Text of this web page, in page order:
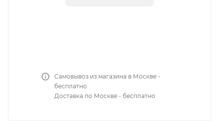
Самовывоз из магазина в Москве -
бесплатно
Доставка по Москве - бесплатно